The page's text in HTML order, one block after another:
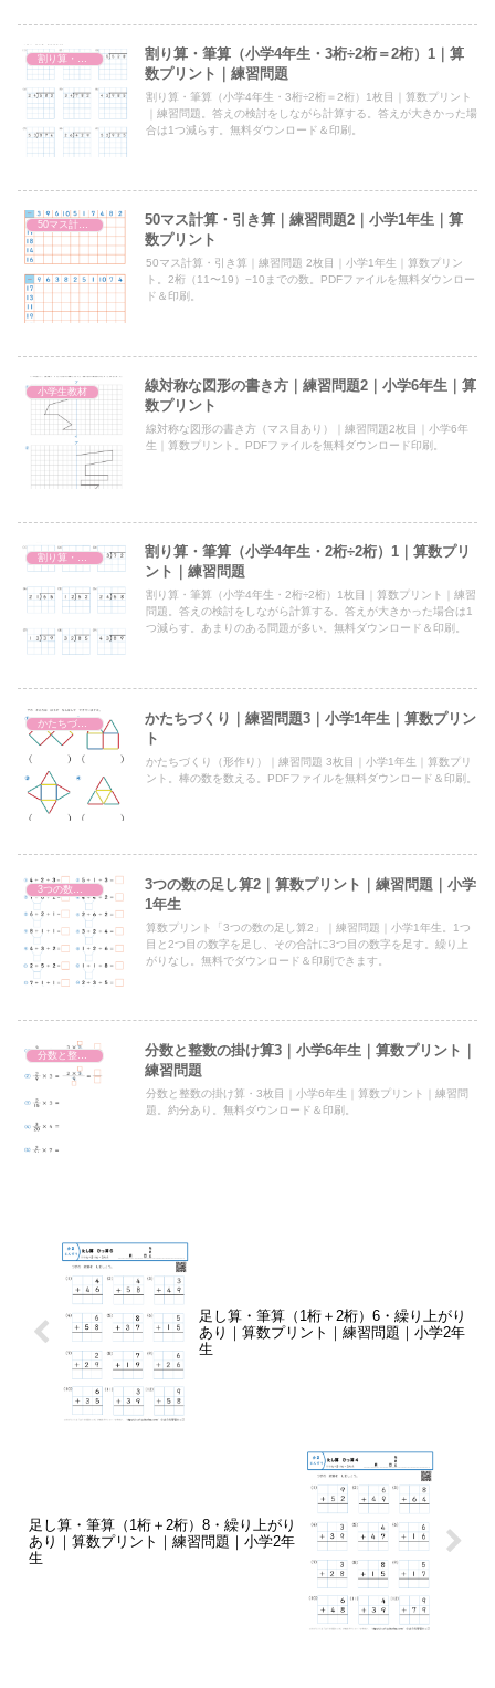
割り算・筆算（小4・3桁÷2桁＝2桁）
割り算・筆算（小学4年生・3桁÷2桁＝2桁）1｜算
数プリント｜練習問題
割り算・筆算（小学4年生・3桁÷2桁＝2桁）1枚目｜算数プリント
｜練習問題。答えの検討をしながら計算する。答えが大きかった場
合は1つ減らす。無料ダウンロード＆印刷。
50マス計算・引き算
50マス計算・引き算｜練習問題2｜小学1年生｜算
数プリント
50マス計算・引き算｜練習問題 2枚目｜小学1年生｜算数プリン
ト。2桁（11〜19）−10までの数。PDFファイルを無料ダウンロー
ド＆印刷。
小学生教材
線対称な図形の書き方｜練習問題2｜小学6年生｜算
数プリント
線対称な図形の書き方（マス目あり）｜練習問題2枚目｜小学6年
生｜算数プリント。PDFファイルを無料ダウンロード印刷。
割り算・筆算（小学4年生・2桁÷2桁）1｜算数プリ
ント｜練習問題
割り算・筆算（小学4年生・2桁÷2桁）1枚目｜算数プリント｜練習
問題。答えの検討をしながら計算する。答えが大きかった場合は1
つ減らす。あまりのある問題が多い。無料ダウンロード＆印刷。
かたちづくり｜練習問題3｜小学1年生｜算数プリン
ト
かたちづくり（形作り）｜練習問題 3枚目｜小学1年生｜算数プリ
ント。棒の数を数える。PDFファイルを無料ダウンロード＆印刷。
3つの数の足し算2｜算数プリント｜練習問題｜小学
1年生
算数プリント「3つの数の足し算2」｜練習問題｜小学1年生。1つ
目と2つ目の数字を足し、その合計に3つ目の数字を足す。繰り上
がりなし。無料でダウンロード＆印刷できます。
分数と整数の掛け算3｜小学6年生｜算数プリント｜
練習問題
分数と整数の掛け算・3枚目｜小学6年生｜算数プリント｜練習問
題。約分あり。無料ダウンロード＆印刷。
足し算・筆算（1桁＋2桁）6・繰り上がり
あり｜算数プリント｜練習問題｜小学2年
生
足し算・筆算（1桁＋2桁）8・繰り上がり
あり｜算数プリント｜練習問題｜小学2年
生